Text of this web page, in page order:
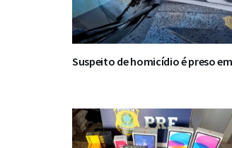
Suspeito de homicídio é preso